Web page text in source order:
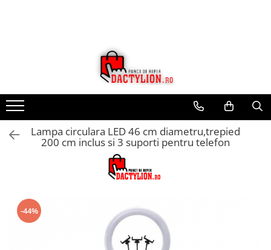
Lampa circulara LED 46 cm diametru,trepied
200 cm inclus si 3 suporti pentru telefon
-44%